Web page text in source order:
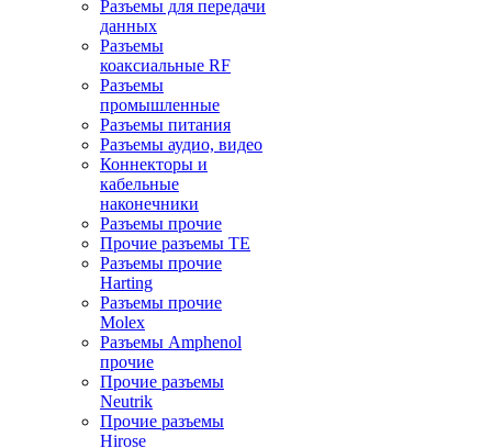
Разъeмы для передачи
данных
Разъeмы
коаксиальные RF
Разъeмы
промышленные
Разъeмы питания
Разъeмы аудио, видео
Коннекторы и
кабельные
наконечники
Разъeмы прочие
Прочие разъемы TE
Разъемы прочие
Harting
Разъемы прочие
Molex
Разъемы Amphenol
прочие
Прочие разъемы
Neutrik
Прочие разъемы
Hirose